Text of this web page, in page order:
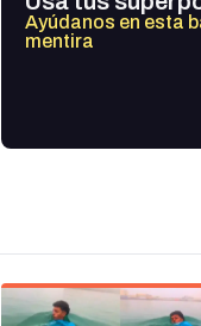
Ayúdanos en esta
mentira